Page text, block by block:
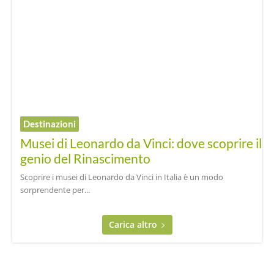
Destinazioni
Musei di Leonardo da Vinci: dove scoprire il
genio del Rinascimento
Scoprire i musei di Leonardo da Vinci in Italia è un modo
sorprendente per...
Carica altro